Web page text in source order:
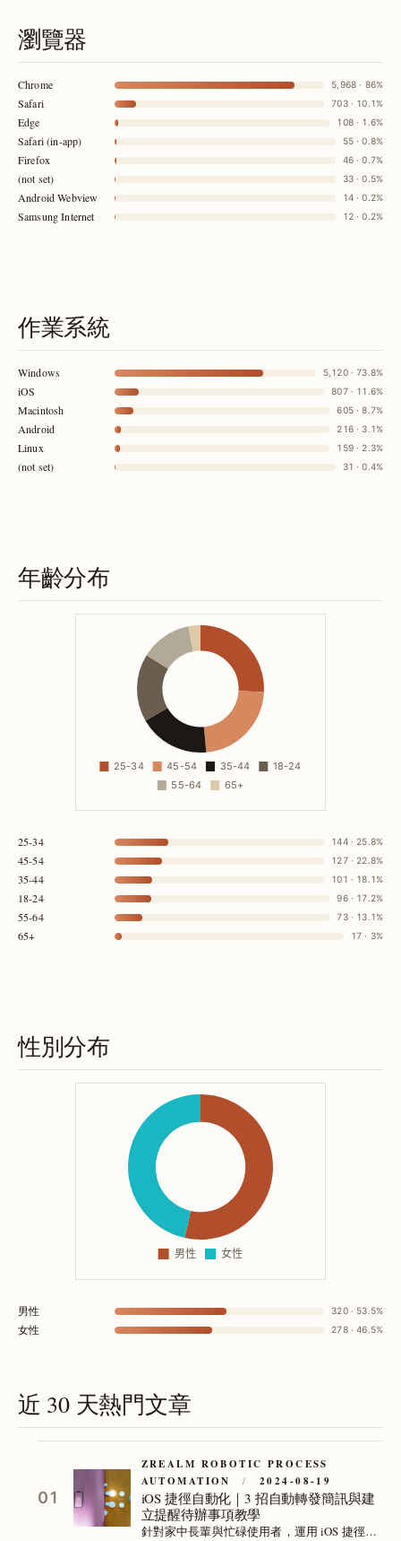
瀏覽器
Chrome 5,968 · 86%
Safari 703 · 10.1%
Edge 108 · 1.6%
Safari (in-app) 55 · 0.8%
Firefox 46 · 0.7%
(not set) 33 · 0.5%
Android Webview 14 · 0.2%
Samsung Internet 12 · 0.2%
作業系統
Windows 5,120 · 73.8%
iOS 807 · 11.6%
Macintosh 605 · 8.7%
Android 216 · 3.1%
Linux 159 · 2.3%
(not set) 31 · 0.4%
年齡分布
25-34 144 · 25.8%
45-54 127 · 22.8%
35-44 101 · 18.1%
18-24 96 · 17.2%
55-64 73 · 13.1%
65+ 17 · 3%
性別分布
男性 320 · 53.5%
女性 278 · 46.5%
近 30 天熱門文章
01
ZREALM ROBOTIC PROCESS
AUTOMATION
/ 2024-08-19
iOS 捷徑自動化｜3 招自動轉發簡訊與建
立提醒待辦事項教學
針對家中長輩與忙碌使用者，運用 iOS 捷徑自